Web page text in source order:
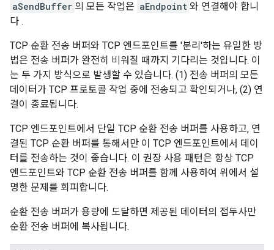
aSendBuffer 의 모든 작업은 aEndpoint 와 연결해야 합니
다 .
TCP 순환 전송 버퍼와 TCP 엔드포인트를 '분리'하는 유일한 방
법은 전송 버퍼가 완전히 비워질 때까지 기다리는 것입니다. 이
는 두 가지 방식으로 발생할 수 있습니다. (1) 전송 버퍼의 모든
데이터가 TCP 프로토콜 작업 중에 전송되고 확인되거나, (2) 연
결이 종료됩니다.
TCP 엔드포인트에서 단일 TCP 순환 전송 버퍼를 사용하고, 연
결된 TCP 순환 버퍼를 통해서만 이 TCP 엔드포인트에서 데이
터를 전송하는 것이 좋습니다. 이 권장 사용 패턴은 항상 TCP
엔드포인트와 TCP 순환 전송 버퍼를 함께 사용하여 위에서 설
명한 문제를 회피합니다.
순환 전송 버퍼가 용량에 도달하면 제공된 데이터의 접두사만
순환 전송 버퍼에 복사됩니다.